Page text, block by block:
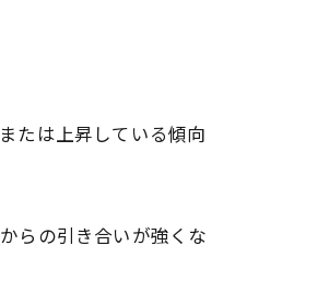
たは上昇している傾向
らの引き合いが強くな